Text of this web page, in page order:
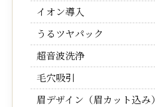
イオン導入
うるツヤパック
超音波洗浄
毛穴吸引
眉デザイン（眉カット込み）